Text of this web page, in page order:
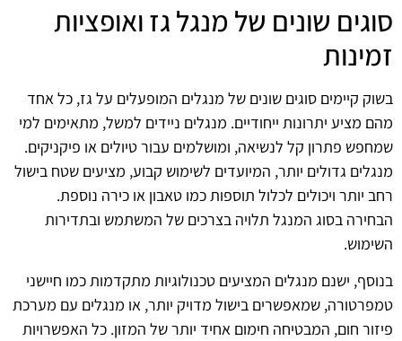
סוגים שונים של מנגל גז ואופציות
זמינות
בשוק קיימים סוגים שונים של מנגלים המופעלים על גז, כל אחד
מהם מציע יתרונות ייחודיים. מנגלים ניידים למשל, מתאימים למי
שמחפש פתרון קל לנשיאה, ומושלמים עבור טיולים או פיקניקים.
מנגלים גדולים יותר, המיועדים לשימוש קבוע, מציעים שטח בישול
רחב יותר ויכולים לכלול תוספות כמו טאבון או כירה נוספת.
הבחירה בסוג המנגל תלויה בצרכים של המשתמש ובתדירות
השימוש.
בנוסף, ישנם מנגלים המציעים טכנולוגיות מתקדמות כמו חיישני
טמפרטורה, שמאפשרים בישול מדויק יותר, או מנגלים עם מערכת
פיזור חום, המבטיחה חימום אחיד יותר של המזון. כל האפשרויות